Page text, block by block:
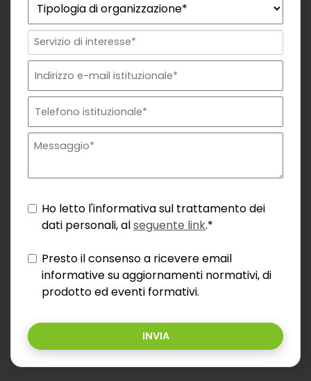
Ho letto l'informativa sul trattamento dei
dati personali, alseguente link.*
Presto il consenso a ricevere email
informative su aggiornamenti normativi, di
prodotto ed eventi formativi.
INVIA